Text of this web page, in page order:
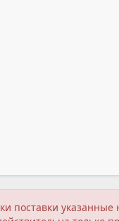
поставки